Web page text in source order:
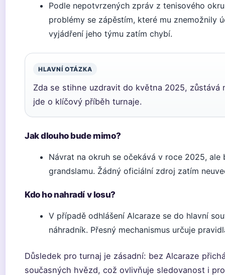
Podle nepotvrzených zpráv z tenisového
problémy se zápěstím, které mu znemožnily
vyjádření jeho týmu zatím chybí.
HLAVNÍ OTÁZKA
Zda se stihne uzdravit do května 2025,
jde o klíčový příběh turnaje.
Jak dlouho bude mimo?
Návrat na okruh se očekává v roce 2025,
grandslamu. Žádný oficiální zdroj zatím
Kdo ho nahradí v losu?
V případě odhlášení Alcaraze se do hlavní
náhradník. Přesný mechanismus určuje
Důsledek pro turnaj je zásadní: bez Alcaraze
současných hvězd, což ovlivňuje sledovanost i